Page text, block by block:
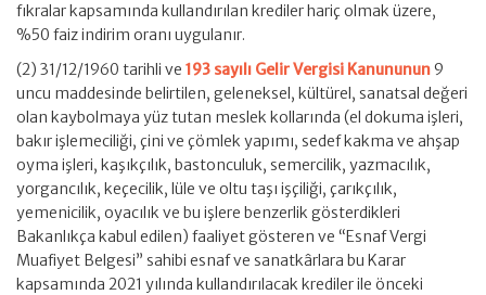
fıkralar kapsamında kullandırılan krediler hariç olmak üzere,
%50 faiz indirim oranı uygulanır.
(2) 31/12/1960 tarihli ve 193 sayılı Gelir Vergisi Kanununun9
uncu maddesinde belirtilen, geleneksel, kültürel, sanatsal değeri
olan kaybolmaya yüz tutan meslek kollarında (el dokuma işleri,
bakır işlemeciliği, çini ve çömlek yapımı, sedef kakma ve ahşap
oyma işleri, kaşıkçılık, bastonculuk, semercilik, yazmacılık,
yorgancılık, keçecilik, lüle ve oltu taşı işçiliği, çarıkçılık,
yemenicilik, oyacılık ve bu işlere benzerlik gösterdikleri
Bakanlıkça kabul edilen) faaliyet gösteren ve “Esnaf Vergi
Muafiyet Belgesi” sahibi esnaf ve sanatkârlara bu Karar
kapsamında 2021 yılında kullandırılacak krediler ile önceki